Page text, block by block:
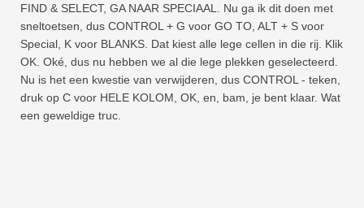
FIND & SELECT, GA NAAR SPECIAAL. Nu ga ik dit doen met
sneltoetsen, dus CONTROL + G voor GO TO, ALT + S voor
Special, K voor BLANKS. Dat kiest alle lege cellen in die rij. Klik
OK. Oké, dus nu hebben we al die lege plekken geselecteerd.
Nu is het een kwestie van verwijderen, dus CONTROL - teken,
druk op C voor HELE KOLOM, OK, en, bam, je bent klaar. Wat
een geweldige truc.